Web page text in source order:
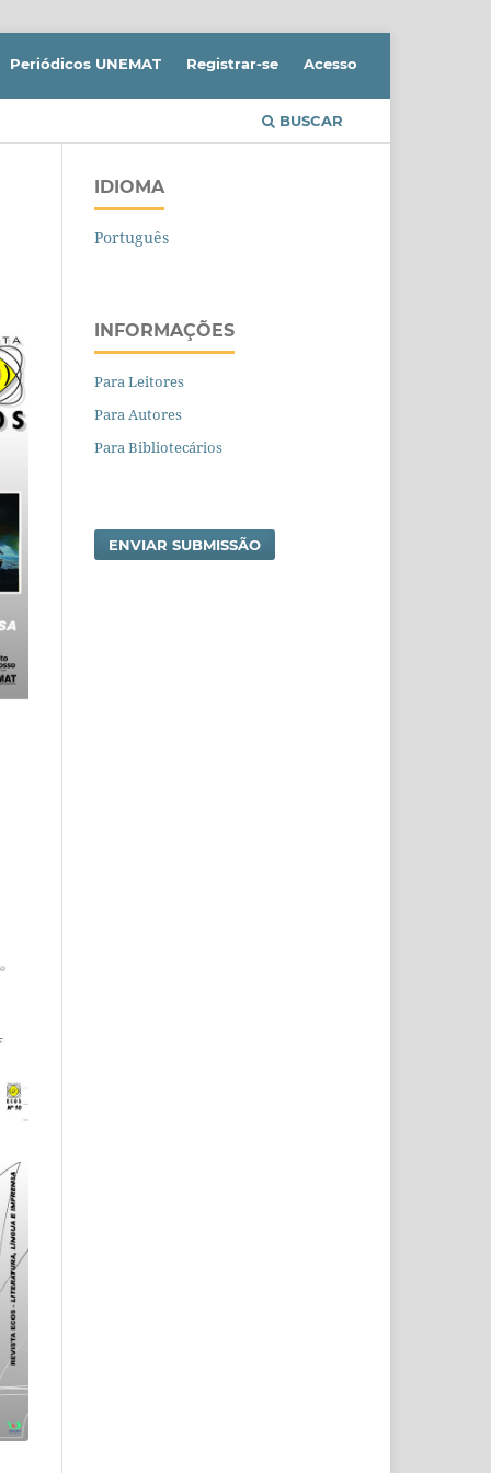
BUSCAR
Periódicos UNEMAT Registrar-se Acesso
IDIOMA
Português
INFORMAÇÕES
Para Leitores
Para Autores
Para Bibliotecários
ENVIAR SUBMISSÃO